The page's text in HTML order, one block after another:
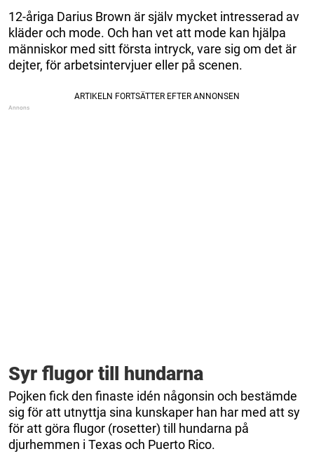
12-åriga Darius Brown är själv mycket intresserad av
kläder och mode. Och han vet att mode kan hjälpa
människor med sitt första intryck, vare sig om det är
dejter, för arbetsintervjuer eller på scenen.
Syr flugor till hundarna
Pojken fick den finaste idén någonsin och bestämde
sig för att utnyttja sina kunskaper han har med att sy
för att göra flugor (rosetter) till hundarna på
djurhemmen i Texas och Puerto Rico.